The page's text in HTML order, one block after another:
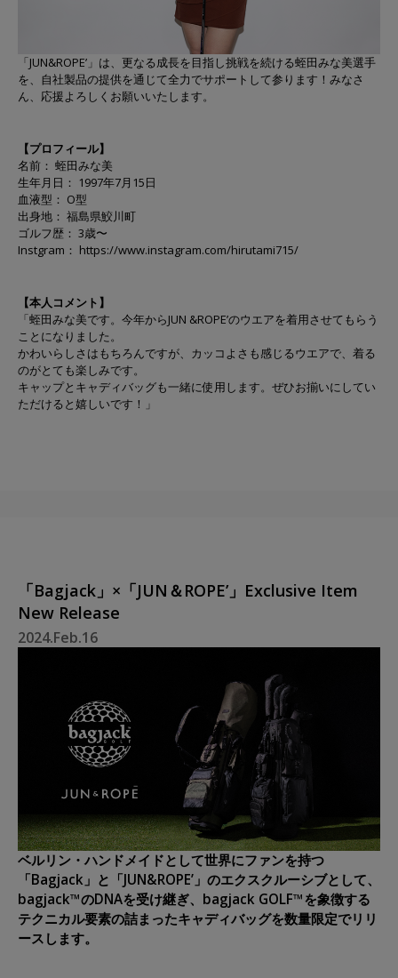
「JUN&ROPEʼ」は、更なる成長を目指し挑戦を続ける蛭⽥みな美選⼿
を、⾃社製品の提供を通じて全⼒でサポートして参ります！みなさ
ん、応援よろしくお願いいたします。
【プロフィール】
名前： 蛭⽥みな美
⽣年⽉⽇： 1997年7⽉15⽇
⾎液型： O型
出⾝地： 福島県鮫川町
ゴルフ歴： 3歳〜
Instgram： https://www.instagram.com/hirutami715/
【本人コメント】
「蛭⽥みな美です。今年からJUN &ROPEʼのウエアを着⽤させてもらう
ことになりました。
かわいらしさはもちろんですが、カッコよさも感じるウエアで、着る
のがとても楽しみです。
キャップとキャディバッグも⼀緒に使⽤します。ぜひお揃いにしてい
ただけると嬉しいです！」
「Bagjack」×「JUN＆ROPE’」Exclusive Item
New Release
2024.Feb.16
ベルリン・ハンドメイドとして世界にファンを持つ
「Bagjack」と「JUN&ROPE’」のエクスクルーシブとして、
bagjack™のDNAを受け継ぎ、bagjack GOLF™を象徴する
テクニカル要素の詰まったキャディバッグを数量限定でリリ
ースします。